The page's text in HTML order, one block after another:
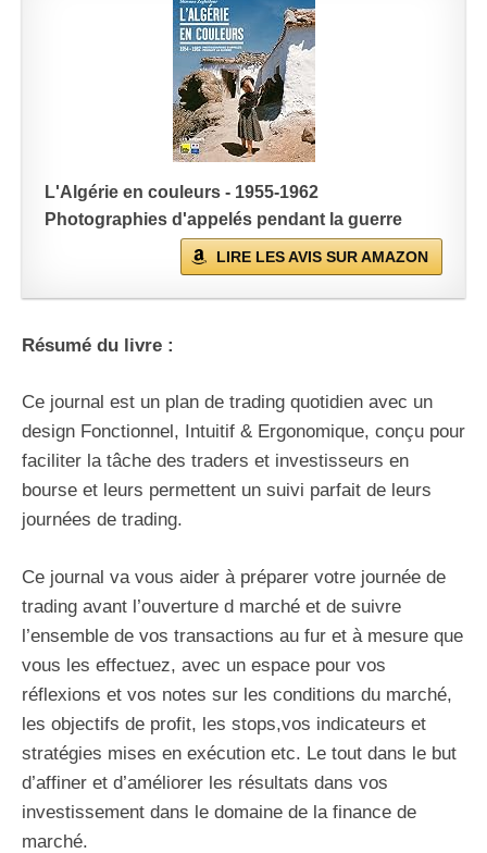
L'Algérie en couleurs - 1955-1962
Photographies d'appelés pendant la guerre
LIRE LES AVIS SUR AMAZON
Résumé du livre :
Ce journal est un plan de trading quotidien avec un
design Fonctionnel, Intuitif & Ergonomique, conçu pour
faciliter la tâche des traders et investisseurs en
bourse et leurs permettent un suivi parfait de leurs
journées de trading.
Ce journal va vous aider à préparer votre journée de
trading avant l’ouverture d marché et de suivre
l’ensemble de vos transactions au fur et à mesure que
vous les effectuez, avec un espace pour vos
réflexions et vos notes sur les conditions du marché,
les objectifs de profit, les stops,vos indicateurs et
stratégies mises en exécution etc. Le tout dans le but
d’affiner et d’améliorer les résultats dans vos
investissement dans le domaine de la finance de
marché.